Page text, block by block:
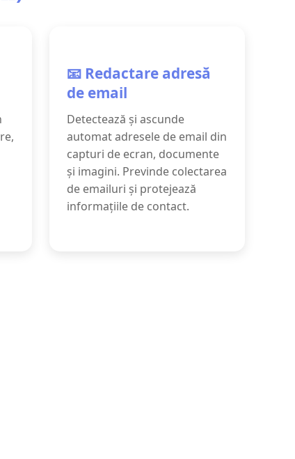
📧 Redactare adresă
de email
Detectează și ascunde
automat adresele de email din
capturi de ecran, documente
și imagini. Previnde colectarea
de emailuri și protejează
informațiile de contact.